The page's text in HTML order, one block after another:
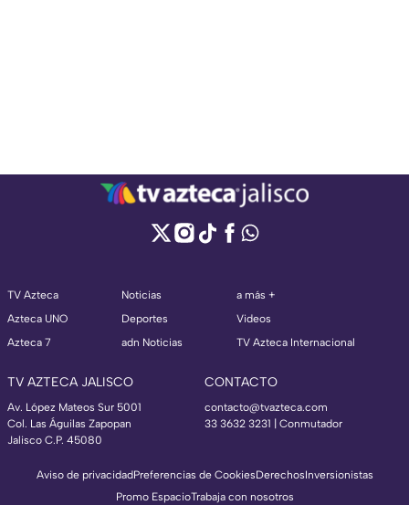
TV Azteca
Azteca UNO
Azteca 7
Noticias
Deportes
adn Noticias
a más +
Videos
TV Azteca Internacional
TV AZTECA JALISCO
Av. López Mateos Sur 5001
Col. Las Águilas Zapopan
Jalisco C.P. 45080
CONTACTO
contacto@tvazteca.com
33 3632 3231 | Conmutador
Aviso de privacidadPreferencias de CookiesDerechosInversionistas
Promo EspacioTrabaja con nosotros